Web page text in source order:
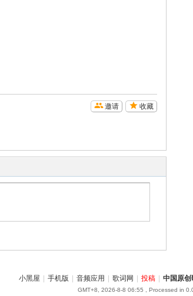
收藏
邀请
小黑屋 手机版 音频应用 歌词网 投稿 中国原创
GMT+8, 2026-8-8 06:55 , Processed in